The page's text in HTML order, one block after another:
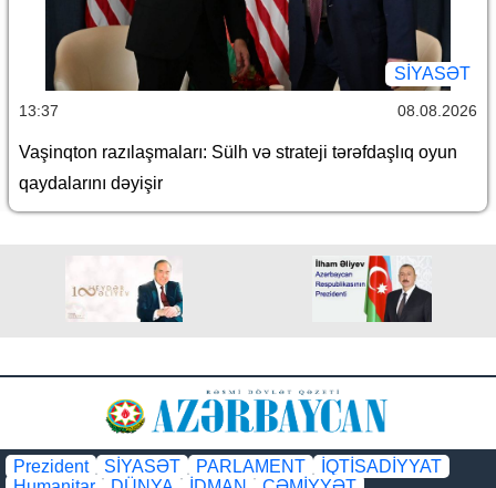
SİYASƏT
13:37 08.08.2026
Vaşinqton razılaşmaları: Sülh və strateji tərəfdaşlıq oyun
qaydalarını dəyişir
Prezident SİYASƏT PARLAMENT
İQTİSADİYYAT